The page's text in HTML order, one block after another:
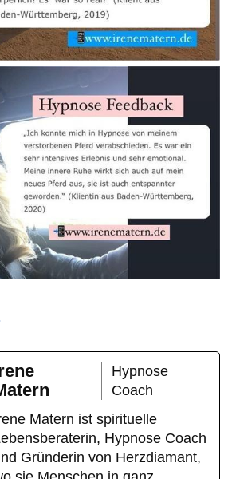
Hypnose
Coach
Matern ist spirituelle
Hypnose Coach
Gründerin von Herzdiamant,